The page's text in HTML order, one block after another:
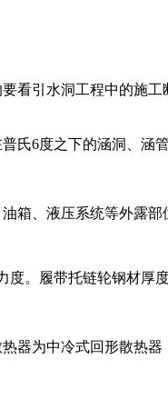
看引水洞工程中的施
氏6度之下的涵洞、涵
、液压系统等外露部
。履带托链轮钢材厚
器为中冷式回形散热